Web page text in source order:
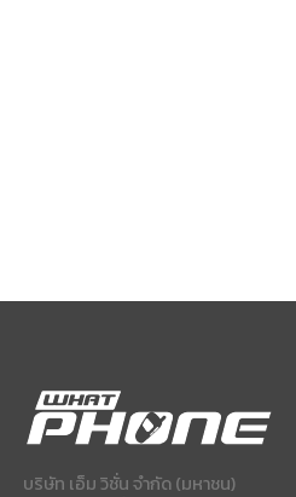
บริษัท เอ็ม วิชั่น จำกัด (มหาชน)